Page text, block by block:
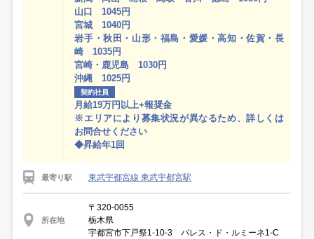
山口 1045円
宮城 1040円
岩手・秋田・山形・福島・愛媛・高知・佐賀・長
崎 1035円
宮崎・鹿児島 1030円
沖縄 1025円
契約社員
月給19万円以上+報奨金
※エリアにより募集状況が異なるため、詳しくは
お問合せください
◆昇給年1回
最寄り駅 東武宇都宮線 東武宇都宮駅
所在地
〒320-0055
栃木県
宇都宮市下戸祭1-10-3 パレス・ド・ルミーネ1-C